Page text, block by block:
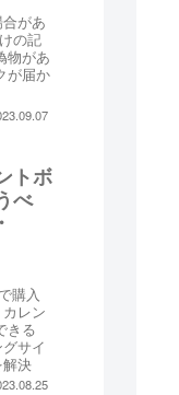
があ
の記
物があ
が届か
トボ
べ
購入
レン
きる
サイ
決